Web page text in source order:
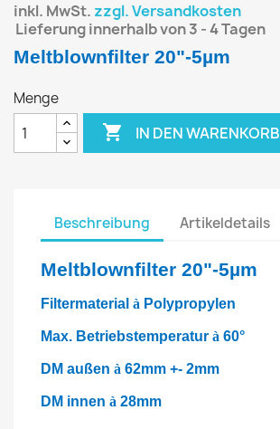
inkl. MwSt. zzgl. Versandkosten
Lieferung innerhalb von 3 - 4 Tagen
Meltblownfilter 20"-5µm
Menge
 IN DEN WARENKORB
Beschreibung Artikeldetails
Meltblownfilter 20"-5µm
Filtermaterial à Polypropylen
Max. Betriebstemperatur à 60°
DM außen à 62mm +- 2mm
DM innen à 28mm